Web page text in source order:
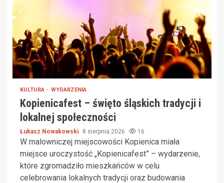
KULTURA WYDARZENIA
Kopienicafest – święto śląskich tradycji i
lokalnej społeczności
Łukasz Nowakowski 8 sierpnia 2026 16
W malowniczej miejscowości Kopienica miała
miejsce uroczystość „Kopienicafest” – wydarzenie,
które zgromadziło mieszkańców w celu
celebrowania lokalnych tradycji oraz budowania